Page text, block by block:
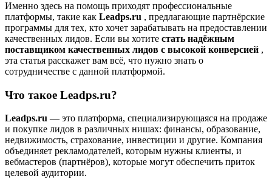
Именно здесь на помощь приходят профессиональные
платформы, такие как Leadps.ru , предлагающие партнёрские
программы для тех, кто хочет зарабатывать на предоставлении
качественных лидов. Если вы хотите стать надёжным
поставщиком качественных лидов с высокой конверсией ,
эта статья расскажет вам всё, что нужно знать о
сотрудничестве с данной платформой.
Что такое Leadps.ru?
Leadps.ru — это платформа, специализирующаяся на продаже
и покупке лидов в различных нишах: финансы, образование,
недвижимость, страхование, инвестиции и другие. Компания
объединяет рекламодателей, которым нужны клиенты, и
вебмастеров (партнёров), которые могут обеспечить приток
целевой аудитории.